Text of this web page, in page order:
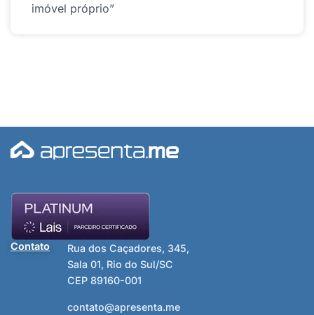
imóvel próprio”
Contato
Rua dos Caçadores, 345,
Sala 01, Rio do Sul/SC
CEP 89160-001
contato@apresenta.me